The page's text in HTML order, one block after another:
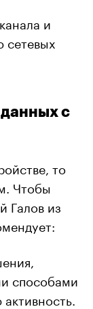
и
сетевых
данных с
то
Чтобы
Галов из
способами